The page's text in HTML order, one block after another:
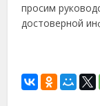
просим
достоверной